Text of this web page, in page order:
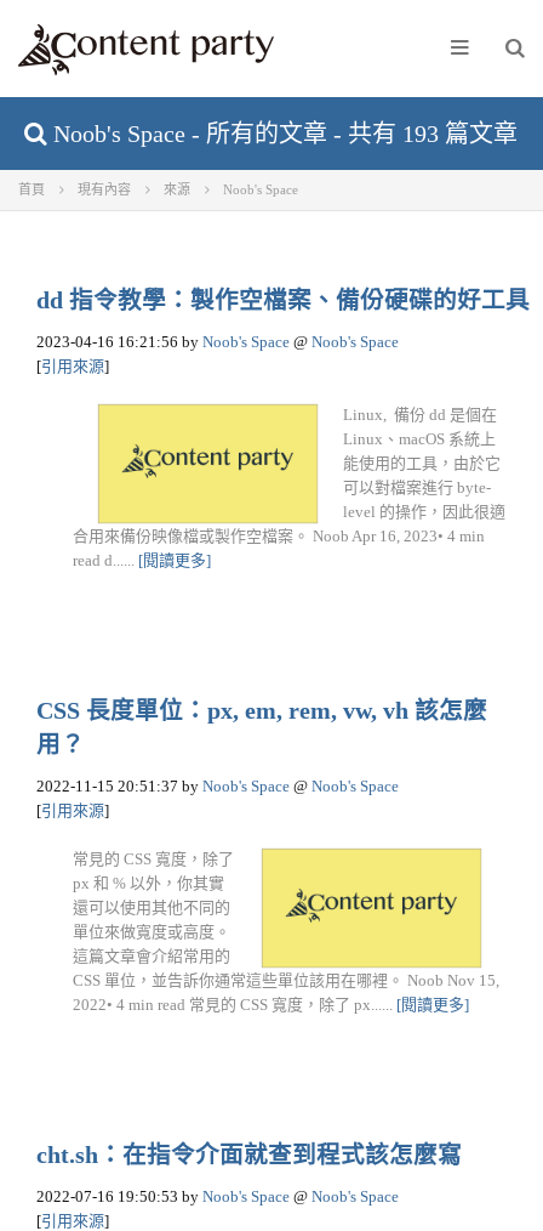
Noob's Space - 所有的文章 - 共有 193 篇文章
首頁 現有內容 來源 Noob's Space
dd 指令教學：製作空檔案、備份硬碟的好工具
2023-04-16 16:21:56 by Noob's Space @ Noob's Space
[引用來源]
Linux, 備份 dd 是個在
Linux、macOS 系統上
能使用的工具，由於它
可以對檔案進行 byte-
level 的操作，因此很適
合用來備份映像檔或製作空檔案。 Noob Apr 16, 2023• 4 min
read d...... [閱讀更多]
CSS 長度單位：px, em, rem, vw, vh 該怎麼
用？
2022-11-15 20:51:37 by Noob's Space @ Noob's Space
[引用來源]
常見的 CSS 寬度，除了
px 和 % 以外，你其實
還可以使用其他不同的
單位來做寬度或高度。
這篇文章會介紹常用的
CSS 單位，並告訴你通常這些單位該用在哪裡。 Noob Nov 15,
2022• 4 min read 常見的 CSS 寬度，除了 px...... [閱讀更多]
cht.sh：在指令介面就查到程式該怎麼寫
2022-07-16 19:50:53 by Noob's Space @ Noob's Space
[引用來源]